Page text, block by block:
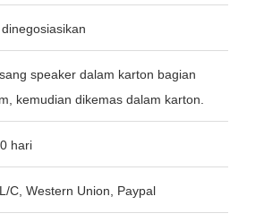
speaker dalam karton bagian
kemudian dikemas dalam karton.
hari
C, Western Union, Paypal